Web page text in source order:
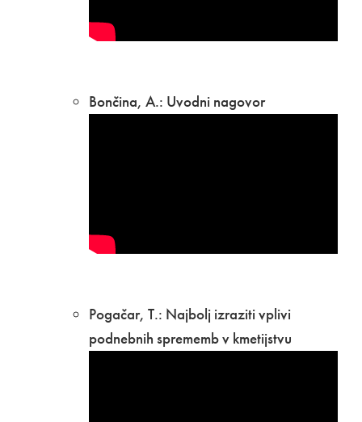
Bončina, A.: Uvodni nagovor
Pogačar, T.: Najbolj izraziti vplivi
podnebnih sprememb v kmetijstvu